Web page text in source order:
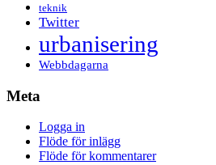
teknik
Twitter
urbanisering
Webbdagarna
Meta
Logga in
Flöde för inlägg
Flöde för kommentarer